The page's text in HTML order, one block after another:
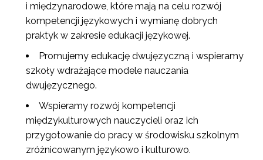
i międzynarodowe, które mają na celu rozwój
kompetencji językowych i wymianę dobrych
praktyk w zakresie edukacji językowej.
Promujemy edukację dwujęzyczną i wspieramy
szkoły wdrażające modele nauczania
dwujęzycznego.
Wspieramy rozwój kompetencji
międzykulturowych nauczycieli oraz ich
przygotowanie do pracy w środowisku szkolnym
zróżnicowanym językowo i kulturowo.